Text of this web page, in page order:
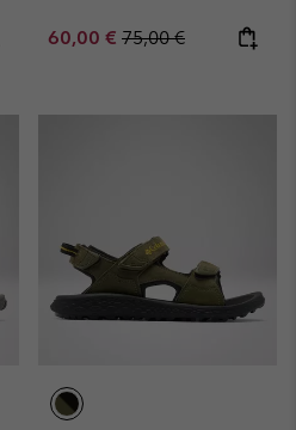
Sale price:
60,00 € Regular price:
75,00 €